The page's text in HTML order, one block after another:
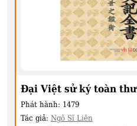
Đại Việt sử ký toàn thư
Phát hành: 1479
Tác giả: Ngô Sĩ Liên